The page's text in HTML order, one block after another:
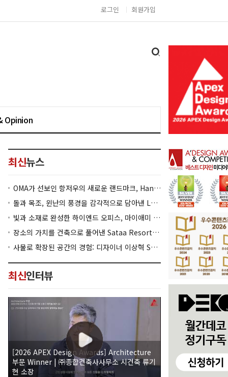
로그인 회원가입
Opinion
최신뉴스
OMA가 선보인 항저우의 새로운 랜드마크, Hangzhou Prism
돌과 목조, 윈난의 풍경을 감각적으로 담아낸 Lan Bistro Yunnan Restaurant
빛과 소재로 완성한 하이엔드 오피스, 마이애미 830 Brickell
장소의 가치를 건축으로 풀어낸 Sataa Resort Nan
사물로 확장된 공간의 경험: 디자이너 이상혁 SANGHYEOK LEE
최신인터뷰
[2026 APEX Design Awards] Architecture
부문 Winner | ㈜종합건축사사무소 시건축 류기
현 소장